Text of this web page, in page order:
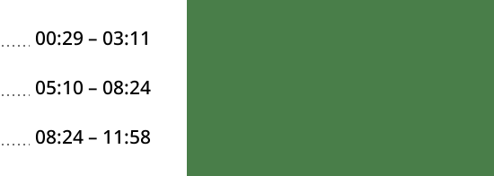
00:29 – 03:11
05:10 – 08:24
08:24– 11:58